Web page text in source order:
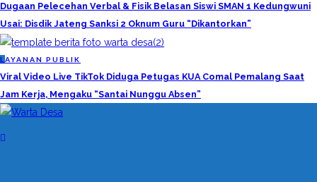
Dugaan Pelecehan Verbal & Fisik Belasan Siswi SMAN 1 Kedungwuni
Usai: Disdik Jateng Sanksi 2 Oknum Guru “Dikantorkan”
L AYANAN PUBLIK
Viral Video Live TikTok Diduga Petugas KUA Comal Pemalang Saat
Jam Kerja, Mengaku “Santai Nunggu Absen”